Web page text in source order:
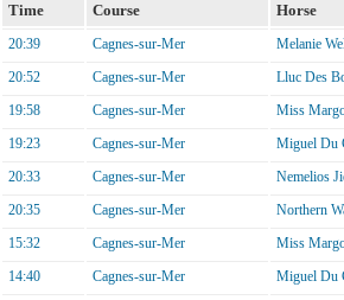
Time Course Horse
20:39 Cagnes-sur-Mer
Melanie
20:52 Cagnes-sur-Mer
Lluc Des
19:58 Cagnes-sur-Mer
Miss
19:23 Cagnes-sur-Mer
Miguel Du
20:33 Cagnes-sur-Mer
Nemelios
20:35 Cagnes-sur-Mer
Northern
15:32 Cagnes-sur-Mer
Miss
14:40 Cagnes-sur-Mer
Miguel Du